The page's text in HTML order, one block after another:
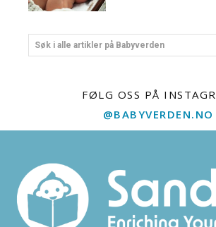
Søk i alle artikler på Babyverden
FØLG OSS PÅ
@BABYVERDEN.NO